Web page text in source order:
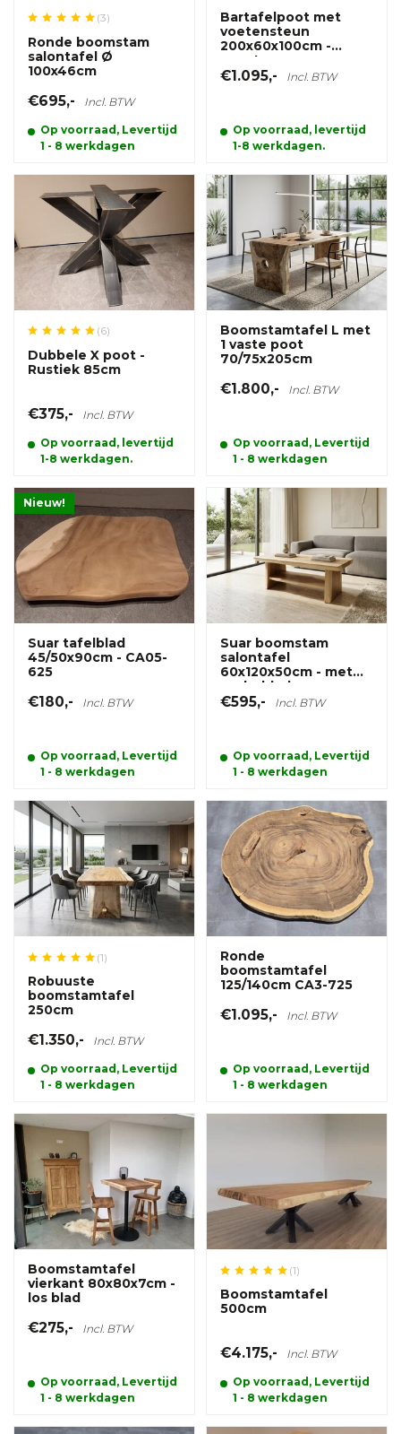
(3)
Ronde boomstam
salontafel Ø
100x46cm
€695,- Incl. BTW
Op voorraad, Levertijd
1 - 8 werkdagen
Bartafelpoot met
voetensteun
200x60x100cm -
zwart
€1.095,- Incl. BTW
Op voorraad, levertijd
1-8 werkdagen.
(6)
Dubbele X poot -
Rustiek 85cm
€375,- Incl. BTW
Op voorraad, levertijd
1-8 werkdagen.
Boomstamtafel L met
1 vaste poot
70/75x205cm
€1.800,- Incl. BTW
Op voorraad, Levertijd
1 - 8 werkdagen
Nieuw!
Suar tafelblad
45/50x90cm - CA05-
625
€180,- Incl. BTW
Op voorraad, Levertijd
1 - 8 werkdagen
Suar boomstam
salontafel
60x120x50cm - met
onderblad
€595,- Incl. BTW
Op voorraad, Levertijd
1 - 8 werkdagen
(1)
Robuuste
boomstamtafel
250cm
€1.350,- Incl. BTW
Op voorraad, Levertijd
1 - 8 werkdagen
Ronde
boomstamtafel
125/140cm CA3-725
€1.095,- Incl. BTW
Op voorraad, Levertijd
1 - 8 werkdagen
Boomstamtafel
vierkant 80x80x7cm -
los blad
€275,- Incl. BTW
Op voorraad, Levertijd
1 - 8 werkdagen
(1)
Boomstamtafel
500cm
€4.175,- Incl. BTW
Op voorraad, Levertijd
1 - 8 werkdagen